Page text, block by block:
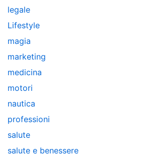
legale
Lifestyle
magia
marketing
medicina
motori
nautica
professioni
salute
salute e benessere